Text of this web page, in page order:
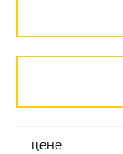
цене